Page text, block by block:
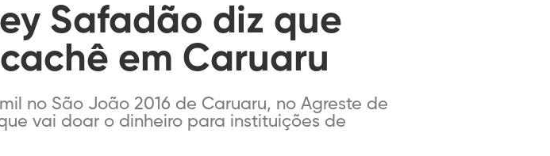
Safadão diz que
em Caruaru
no São João 2016 de Caruaru, no Agreste de
vai doar o dinheiro para instituições de